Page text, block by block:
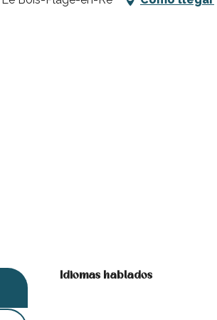
Idiomas hablados
Idiomas hablados